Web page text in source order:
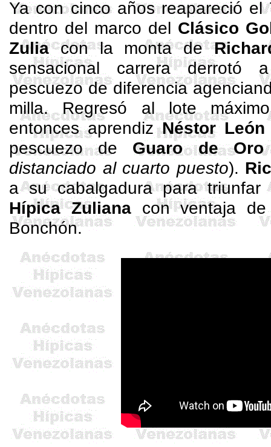
Ya con cinco años reapareció
dentro del marco del Clásico
Zuliacon la monta de
sensacional carrera
pescuezo de diferencia
milla. Regresó al lote
entonces aprendizNéstor León
pescuezo de Guaro de Oro
distanciado al cuarto puesto).
a su cabalgadura para
Hípica Zulianacon ventaja de
Bonchón.